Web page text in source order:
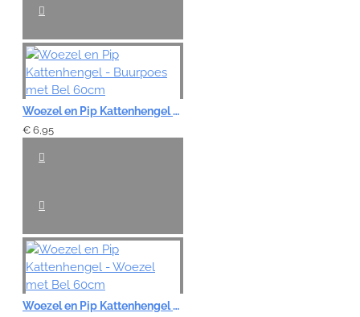
Woezel en Pip Kattenhengel - Buurpoes met Bel 60cm
€ 6,95
Woezel en Pip Kattenhengel - Woezel met Bel 60cm